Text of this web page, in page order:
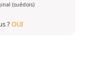
(suédois)
?OUI